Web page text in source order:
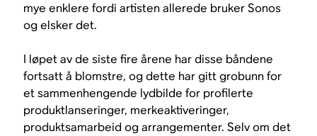
mye enklere fordi artisten allerede bruker Sonos
og elsker det.
I løpet av de siste fire årene har disse båndene
fortsatt å blomstre, og dette har gitt grobunn for
et sammenhengende lydbilde for profilerte
produktlanseringer, merkeaktiveringer,
produktsamarbeid og arrangementer. Selv om det